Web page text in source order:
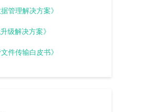
管理解决方案》
级解决方案》
件传输白皮书》